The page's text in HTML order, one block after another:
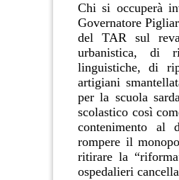
Chi si occuperà
Governatore
del TAR sul
urbanistica, di
linguistiche, di
artigiani
per la scuola
scolastico così
contenimento al
rompere il
ritirare la
ospedalieri